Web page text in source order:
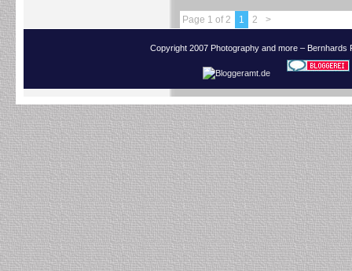
Page 1 of 2 1 2 >
Copyright 2007 Photography and more –